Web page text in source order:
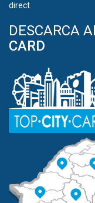
direct.
DESCARCA
CARD